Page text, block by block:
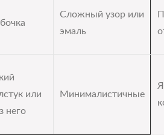
Сложный узор или
эмаль
или
него
Минималистичные